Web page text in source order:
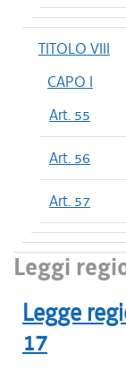
TITOLO VIII
CAPO I
Art. 55
Art. 56
Art. 57
Leggi
Legge
17